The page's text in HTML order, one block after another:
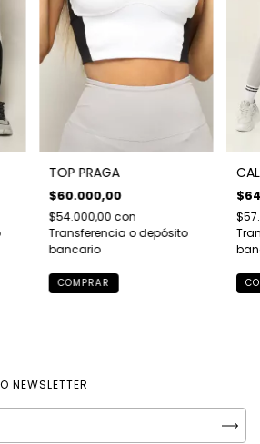
TOP PRAGA
$60.000,00
$54.000,00 con
Transferencia o depósito
bancario
COMPRAR
NEWSLETTER